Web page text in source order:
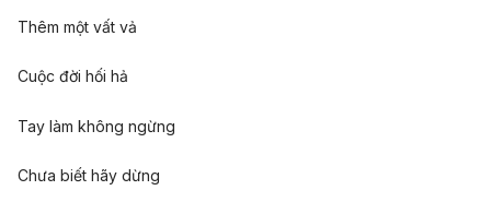
Thêm một vất vả
Cuộc đời hối hả
Tay làm không ngừng
Chưa biết hãy dừng